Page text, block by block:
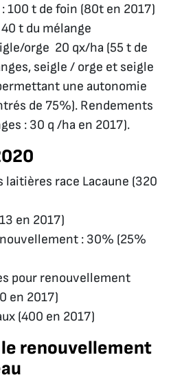
100 t de foin (80t en 2017)
t du mélange
orge 20 qx/ha (55 t de
seigle / orge et seigle
une autonomie
de 75%). Rendements
: 30 q /ha en 2017).
laitières race Lacaune (320
en 2017)
: 30% (25%
pour renouvellement
en 2017)
(400 en 2017)
renouvellement